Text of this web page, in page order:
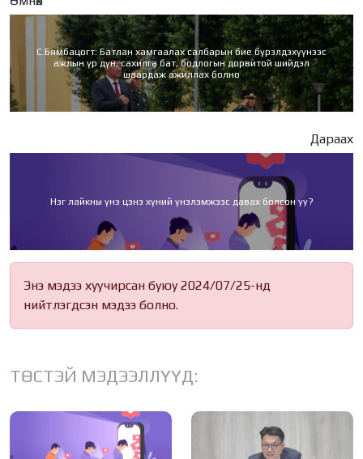
С.Бямбацогт: Батлан хамгаалах салбарын бие бүрэлдэхүүнээс
ажлын үр дүн, сахилга бат, бодлогын дорвитой шийдэл
шаардаж ажиллах болно
Дараах
Нэг лайкны үнэ цэнэ хүний үнэлэмжээс давах болсон уу?
Энэ мэдээ хуучирсан буюу 2024/07/25-нд
нийтлэгдсэн мэдээ болно.
ТӨСТЭЙ МЭДЭЭЛЛҮҮД: